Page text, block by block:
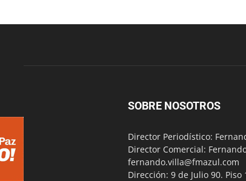
SOBRE NOSOTROS
Director Periodístico:
Director Comercial:
fernando.villa@fmazul.com
Dirección: 9 de Julio 90. Piso